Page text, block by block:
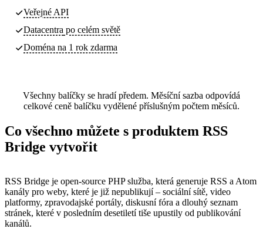
Veřejné API
Datacentra po celém světě
Doména na 1 rok zdarma
Všechny balíčky se hradí předem. Měsíční sazba odpovídá
celkové ceně balíčku vydělené příslušným počtem měsíců.
Co všechno můžete s produktem RSS
Bridge vytvořit
RSS Bridge je open-source PHP služba, která generuje RSS a Atom
kanály pro weby, které je již nepublikují – sociální sítě, video
platformy, zpravodajské portály, diskusní fóra a dlouhý seznam
stránek, které v posledním desetiletí tiše upustily od publikování
kanálů.